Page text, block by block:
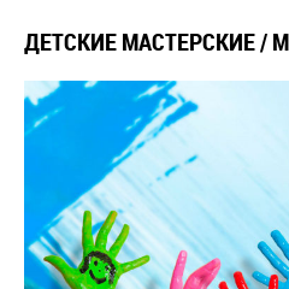
ДЕТСКИЕ МАСТЕРСКИЕ /